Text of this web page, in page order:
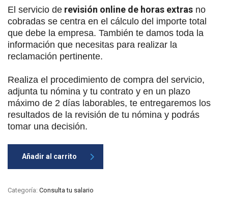
El servicio de revisión online de horas extras no
cobradas se centra en el cálculo del importe total
que debe la empresa. También te damos toda la
información que necesitas para realizar la
reclamación pertinente.
Realiza el procedimiento de compra del servicio,
adjunta tu nómina y tu contrato y en un plazo
máximo de 2 días laborables, te entregaremos los
resultados de la revisión de tu nómina y podrás
tomar una decisión.
Añadir al carrito
Categoría: Consulta tu salario